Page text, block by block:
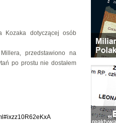
Kozaka dotyczącej osób
przedstawiono na
po prostu nie dostałem